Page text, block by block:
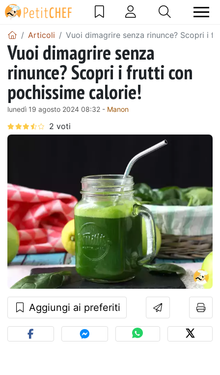
Articoli Vuoi dimagrire senza rinunce? Scopri i
Vuoi dimagrire senza
rinunce? Scopri i frutti con
pochissime calorie!
lunedì 19 agosto 2024 08:32 - Manon
Aggiungi ai preferiti